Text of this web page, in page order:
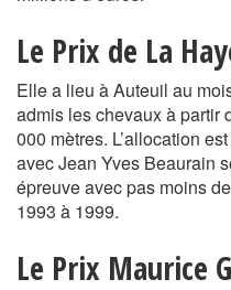
Le Prix de La
Elle a lieu à Auteuil au
admis les chevaux à partir
000 mètres. L’allocation
avec Jean Yves Beaurain
épreuve avec pas moins
1993 à 1999.
Le Prix Maurice